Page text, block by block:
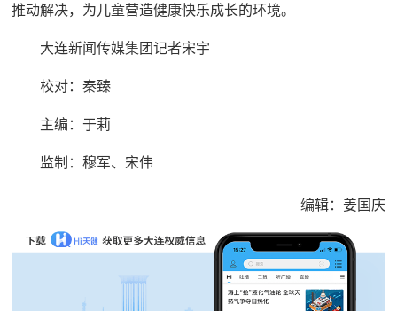
推动解决，为儿童营造健康快乐成长的环境。
大连新闻传媒集团记者宋宇
校对：秦臻
主编：于莉
监制：穆军、宋伟
编辑：姜国庆